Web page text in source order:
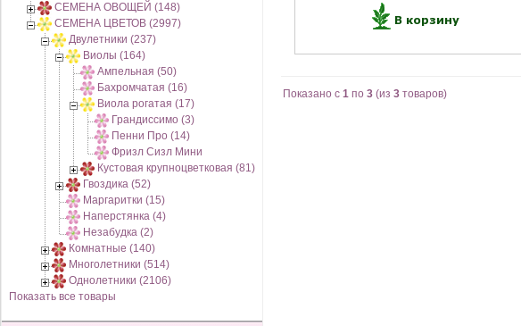
СЕМЕНА ОВОЩЕЙ (148)
СЕМЕНА ЦВЕТОВ (2997)
Двулетники (237)
Виолы (164)
Ампельная (50)
Бахромчатая (16)
Виола рогатая (17)
Грандиссимо (3)
Пенни Про (14)
Фризл Сизл Мини
Кустовая крупноцветковая (81)
Гвоздика (52)
Маргаритки (15)
Наперстянка (4)
Незабудка (2)
Комнатные (140)
Многолетники (514)
Однолетники (2106)
Показать все товары
Показано с 1 по 3 (из 3 товаров)